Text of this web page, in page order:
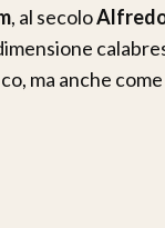
, al secolo
ma anche